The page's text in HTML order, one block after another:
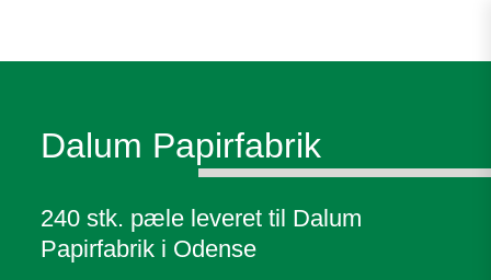
Dalum Papirfabrik
240 stk. pæle leveret til Dalum
Papirfabrik i Odense